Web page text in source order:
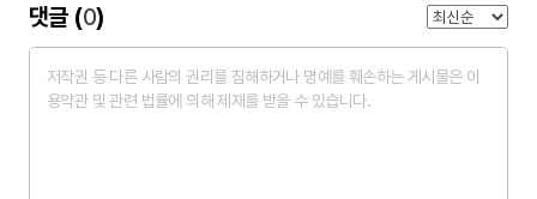
댓글 (0)